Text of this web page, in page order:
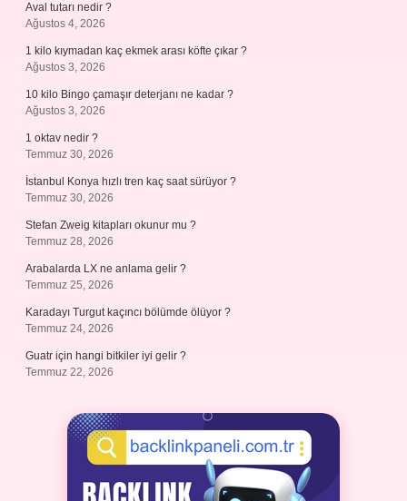
Aval tutarı nedir ?
Ağustos 4, 2026
1 kilo kıymadan kaç ekmek arası köfte çıkar ?
Ağustos 3, 2026
10 kilo Bingo çamaşır deterjanı ne kadar ?
Ağustos 3, 2026
1 oktav nedir ?
Temmuz 30, 2026
İstanbul Konya hızlı tren kaç saat sürüyor ?
Temmuz 30, 2026
Stefan Zweig kitapları okunur mu ?
Temmuz 28, 2026
Arabalarda LX ne anlama gelir ?
Temmuz 25, 2026
Karadayı Turgut kaçıncı bölümde ölüyor ?
Temmuz 24, 2026
Guatr için hangi bitkiler iyi gelir ?
Temmuz 22, 2026